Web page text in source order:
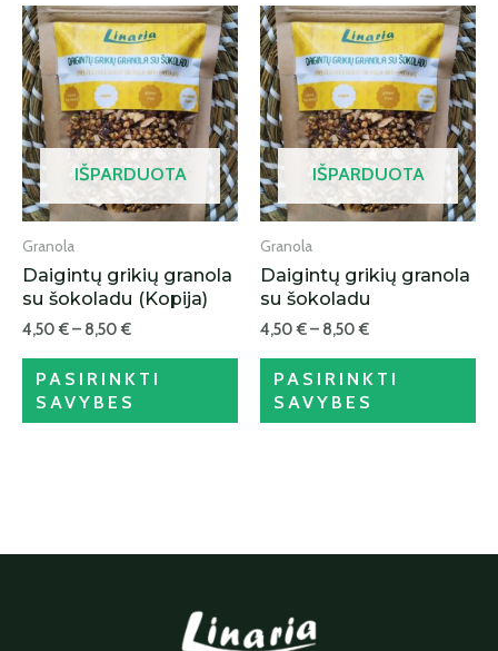
IŠPARDUOTA
Granola
Daigintų grikių granola
su šokoladu (Kopija)
4,50€– 8,50€
PASIRINKTI
SAVYBES
IŠPARDUOTA
Granola
Daigintų grikių granola
su šokoladu
4,50€– 8,50€
PASIRINKTI
SAVYBES